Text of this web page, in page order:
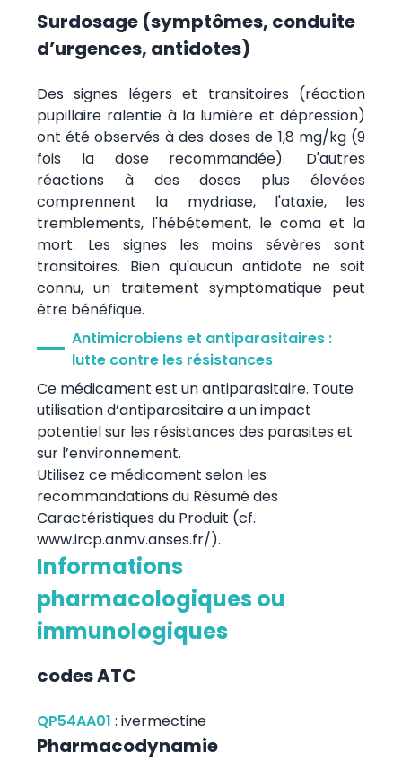
Surdosage (symptômes, conduite
d’urgences, antidotes)
Des signes légers et transitoires (réaction
pupillaire ralentie à la lumière et dépression)
ont été observés à des doses de 1,8 mg/kg (9
fois la dose recommandée). D'autres
réactions à des doses plus élevées
comprennent la mydriase, l'ataxie, les
tremblements, l'hébétement, le coma et la
mort. Les signes les moins sévères sont
transitoires. Bien qu'aucun antidote ne soit
connu, un traitement symptomatique peut
être bénéfique.
Antimicrobiens et antiparasitaires :
lutte contre les résistances
Ce médicament est un antiparasitaire. Toute
utilisation d’antiparasitaire a un impact
potentiel sur les résistances des parasites et
sur l’environnement.
Utilisez ce médicament selon les
recommandations du Résumé des
Caractéristiques du Produit (cf.
www.ircp.anmv.anses.fr/).
Informations
pharmacologiques ou
immunologiques
codes ATC
QP54AA01 : ivermectine
Pharmacodynamie